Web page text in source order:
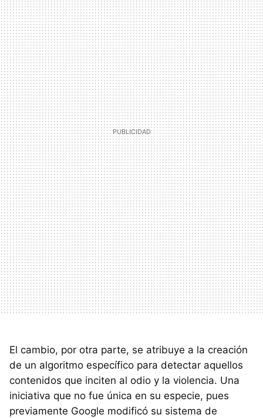
El cambio, por otra parte, se atribuye a la creación
de un algoritmo específico para detectar aquellos
contenidos que inciten al odio y la violencia. Una
iniciativa que no fue única en su especie, pues
previamente Google modificó su sistema de